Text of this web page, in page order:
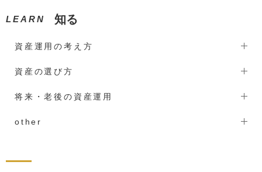
LEARN 知る
資産運用の考え方
資産の選び方
将来・老後の資産運用
other